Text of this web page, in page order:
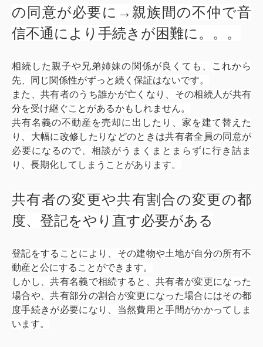
の同意が必要に→親族間の不仲で音
信不通により手続きが困難に。。。
相続した親子や兄弟姉妹の関係が良くても、これから
先、同じ関係性がずっと続く保証はないです。
また、共有者のうち誰かが亡くなり、その相続人が共有
分を受け継ぐことがあるかもしれません。
共有名義の不動産を売却に出したり、家を建て替えた
り、大幅に改修したりなどのときは共有者全員の同意が
必要になるので、相談がうまくまとまらずに行き詰ま
り、長期化してしまうことがあります。
共有者の変更や共有割合の変更の都
度、登記をやり直す必要がある
登記をすることにより、その建物や土地が自分の所有不
動産と公にすることができます。
しかし、共有名義で相続すると、共有者が変更になった
場合や、共有部分の割合が変更になった場合にはその都
度手続きが必要になり、当然費用と手間がかかってしま
います。